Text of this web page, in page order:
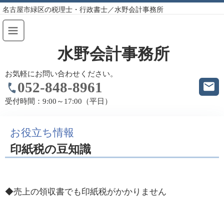
名古屋市緑区の税理士・行政書士／水野会計事務所
水野会計事務所
お気軽にお問い合わせください。
052-848-8961
受付時間： 9:00～17:00（平日）
お役立ち情報
印紙税の豆知識
◆売上の領収書でも印紙税がかかりません